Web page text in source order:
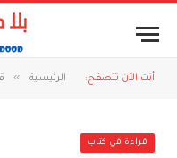
أنت الآن تتصفح: الرئيسية »
قراءة في كتاب